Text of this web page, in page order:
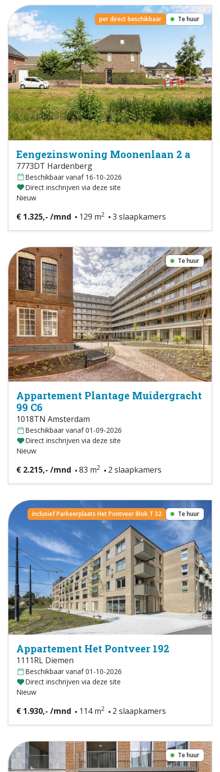
per direct beschikbaar Te huur
Eengezinswoning Moonenlaan 2 a
7773DT Hardenberg
Beschikbaar vanaf 16-10-2026
Direct inschrijven via deze site
Nieuw
€ 1.325,- /mnd 129 m2 3 slaapkamers
Te huur
Appartement Plantage Muidergracht
99 C6
1018TN Amsterdam
Beschikbaar vanaf 01-09-2026
Direct inschrijven via deze site
Nieuw
€ 2.215,- /mnd 83 m2 2 slaapkamers
inclusief Parkeerplaats Het Pontveer Blok T 32 Te huur
Appartement Het Pontveer 192
1111RL Diemen
Beschikbaar vanaf 01-10-2026
Direct inschrijven via deze site
Nieuw
€ 1.930,- /mnd 114 m2 2 slaapkamers
Te huur